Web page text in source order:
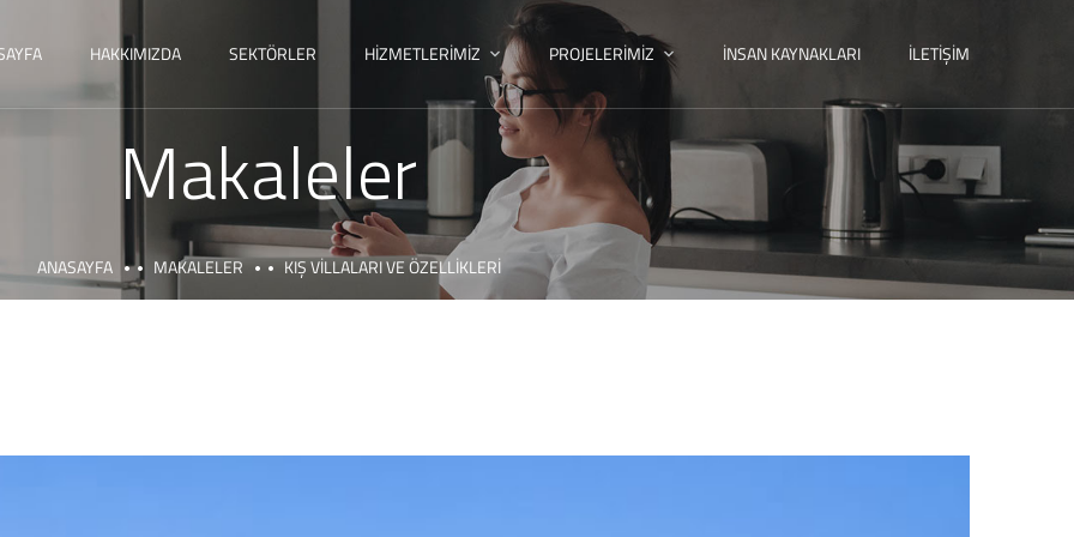
HAKKIMIZDA SEKTÖRLER HIZMETLERIMIZ PROJELERIMIZ İNSAN KAYNAKLARI İLETIŞIM
Makaleler
ANASAYFA MAKALELER KIŞ VILLALARI VE ÖZELLIKLERI